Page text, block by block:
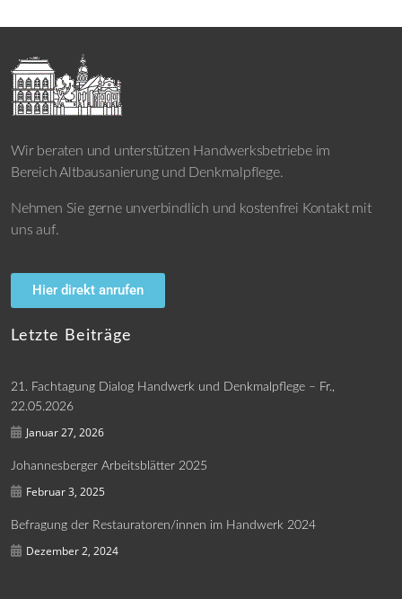
Wir beraten und unterstützen Handwerksbetriebe im
Bereich Altbausanierung und Denkmalpflege.
Nehmen Sie gerne unverbindlich und kostenfrei Kontakt mit
uns auf.
Hier direkt anrufen
Letzte Beiträge
21. Fachtagung Dialog Handwerk und Denkmalpflege – Fr.,
22.05.2026
Januar 27, 2026
Johannesberger Arbeitsblätter 2025
Februar 3, 2025
Befragung der Restauratoren/innen im Handwerk 2024
Dezember 2, 2024